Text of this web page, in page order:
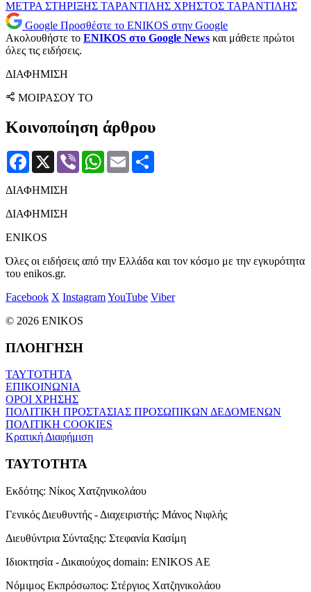
ΜΕΤΡΑ ΣΤΗΡΙΞΗΣ ΤΑΡΑΝΤΙΛΗΣ ΧΡΗΣΤΟΣ ΤΑΡΑΝΤΙΛΗΣ
Google Προσθέστε το ENIKOS στην Google
Ακολουθήστε το ENIKOS στο Google News και μάθετε πρώτοι
όλες τις ειδήσεις.
ΔΙΑΦΗΜΙΣΗ
ΜΟΙΡΑΣΟΥ ΤΟ
Κοινοποίηση άρθρου
Facebook
X Viber WhatsApp
Email
ΔΙΑΦΗΜΙΣΗ
ΔΙΑΦΗΜΙΣΗ
ENIKOS
Όλες οι ειδήσεις από την Ελλάδα και τον κόσμο με την εγκυρότητα
του enikos.gr.
Facebook X InstagramYouTube Viber
© 2026 ENIKOS
ΠΛΟΗΓΗΣΗ
ΤΑΥΤΟΤΗΤΑ
ΕΠΙΚΟΙΝΩΝΙΑ
ΟΡΟΙ ΧΡΗΣΗΣ
ΠΟΛΙΤΙΚΗ ΠΡΟΣΤΑΣΙΑΣ ΠΡΟΣΩΠΙΚΩΝ ΔΕΔΟΜΕΝΩΝ
ΠΟΛΙΤΙΚΗ COOKIES
Κρατική Διαφήμιση
ΤΑΥΤΟΤΗΤΑ
Εκδότης: Νίκος Χατζηνικολάου
Γενικός Διευθυντής - Διαχειριστής: Μάνος Νιφλής
Διευθύντρια Σύνταξης: Στεφανία Κασίμη
Ιδιοκτησία - Δικαιούχος domain: ENIKOS AE
Νόμιμος Εκπρόσωπος: Στέργιος Χατζηνικολάου